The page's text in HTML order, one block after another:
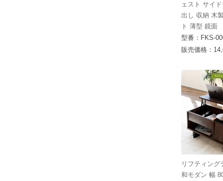
ェスト サイ
出し 収納 木
ト 薄型 鏡面
型番：FKS-
販売価格：
リフティング
和モダン 幅